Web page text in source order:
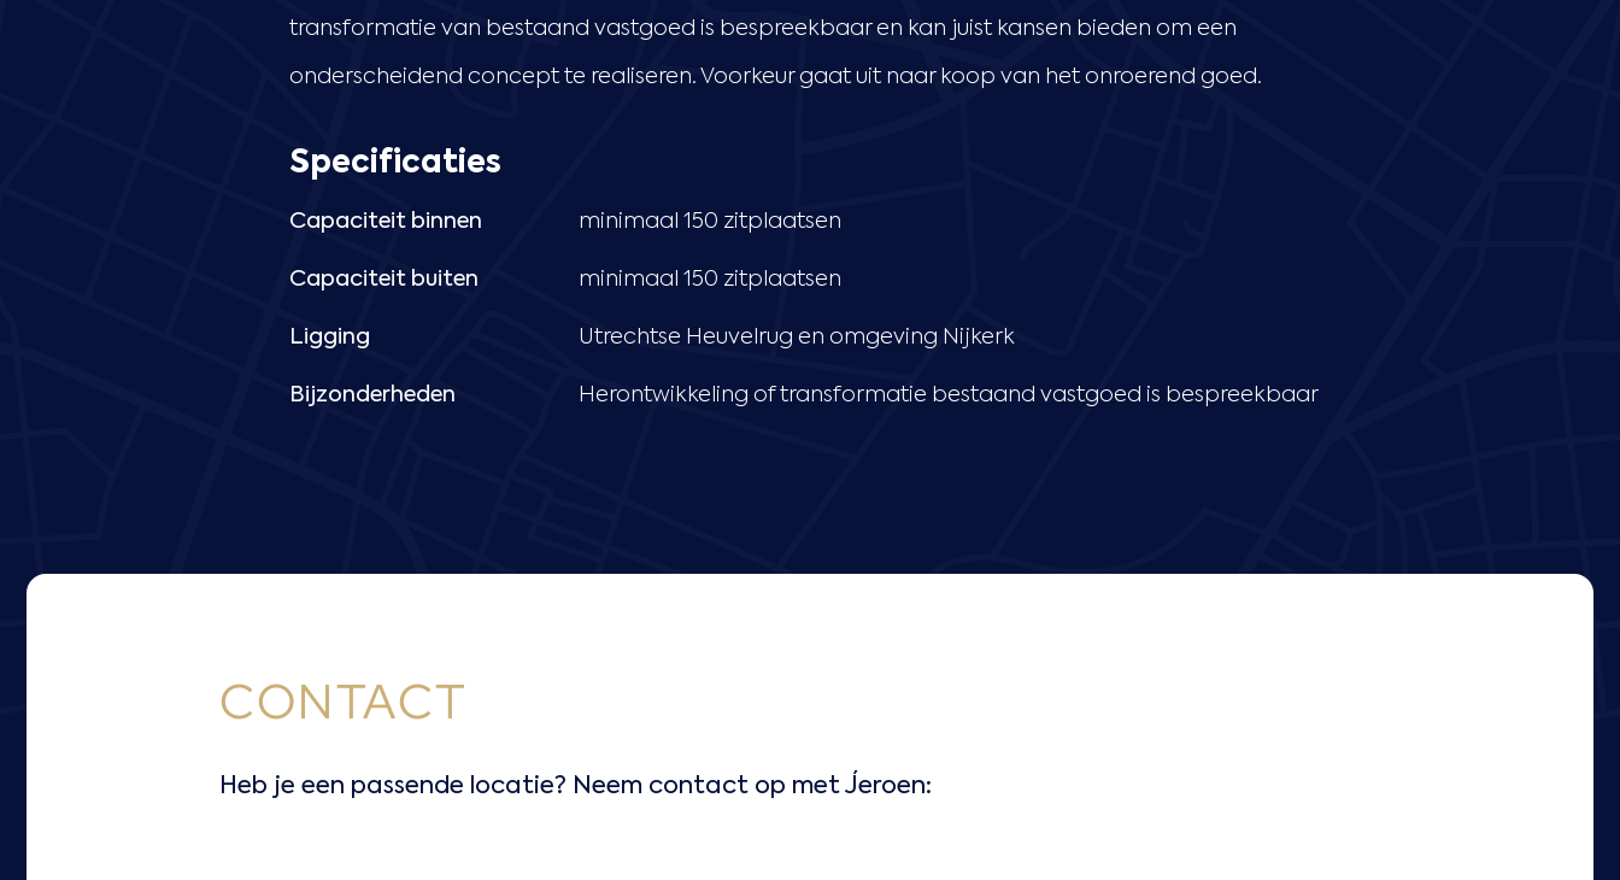
transformatie van bestaand vastgoed is bespreekbaar en kan juist kansen bieden om een
onderscheidend concept te realiseren. Voorkeur gaat uit naar koop van het onroerend goed.
Specificaties
Capaciteit binnen minimaal 150 zitplaatsen
Capaciteit buiten minimaal 150 zitplaatsen
Ligging Utrechtse Heuvelrug en omgeving Nijkerk
Bijzonderheden Herontwikkeling of transformatie bestaand vastgoed is bespreekbaar
CONTACT
Heb je een passende locatie? Neem contact op met Jeroen: